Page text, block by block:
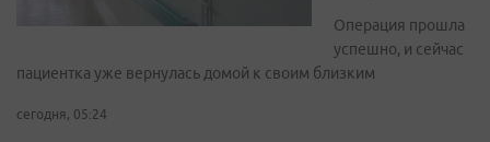
Операция прошла
успешно, и сейчас
пациентка уже вернулась домой к своим близким
сегодня, 05:24